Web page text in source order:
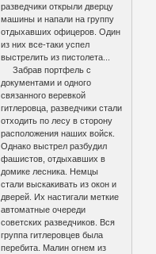
разведчики открыли дверцу
машины и напали на группу
отдыхавших офицеров. Один
из них все-таки успел
выстрелить из пистолета...
Забрав портфель с
документами и одного
связанного веревкой
гитлеровца, разведчики стали
отходить по лесу в сторону
расположения наших войск.
Однако выстрел разбудил
фашистов, отдыхавших в
домике лесника. Немцы
стали выскакивать из окон и
дверей. Их настигали меткие
автоматные очереди
советских разведчиков. Вся
группа гитлеровцев была
перебита. Малин огнем из